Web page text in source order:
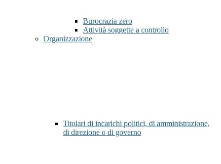
Burocrazia zero
Attività soggette a controllo
Organizzazione
Titolari di incarichi politici, di amministrazione,
di direzione o di governo